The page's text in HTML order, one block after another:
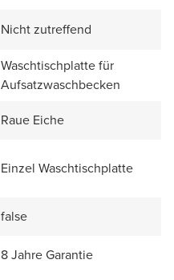
Nicht zutreffend
Waschtischplatte für
Aufsatzwaschbecken
Raue Eiche
Einzel Waschtischplatte
false
8 Jahre Garantie